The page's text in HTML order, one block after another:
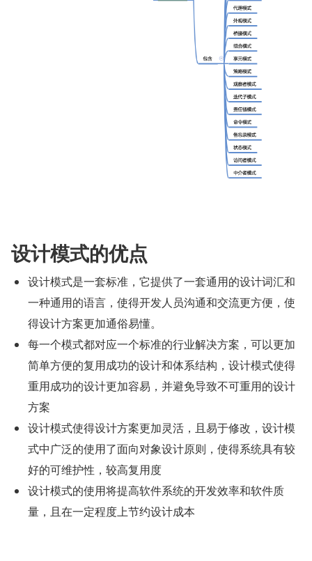
设计模式的优点
设计模式是一套标准，它提供了一套通用的设计词汇和
一种通用的语言，使得开发人员沟通和交流更方便，使
得设计方案更加通俗易懂。
每一个模式都对应一个标准的行业解决方案，可以更加
简单方便的复用成功的设计和体系结构，设计模式使得
重用成功的设计更加容易，并避免导致不可重用的设计
方案
设计模式使得设计方案更加灵活，且易于修改，设计模
式中广泛的使用了面向对象设计原则，使得系统具有较
好的可维护性，较高复用度
设计模式的使用将提高软件系统的开发效率和软件质
量，且在一定程度上节约设计成本